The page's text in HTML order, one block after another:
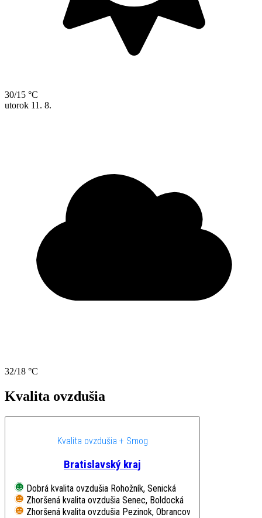
30/15 °C
utorok 11. 8.
32/18 °C
Kvalita ovzdušia
Kvalita ovzdušia + Smog
Bratislavský kraj
Dobrá kvalita ovzdušia Rohožník, Senická
Zhoršená kvalita ovzdušia Senec, Boldocká
Zhoršená kvalita ovzdušia Pezinok, Obrancov mieru